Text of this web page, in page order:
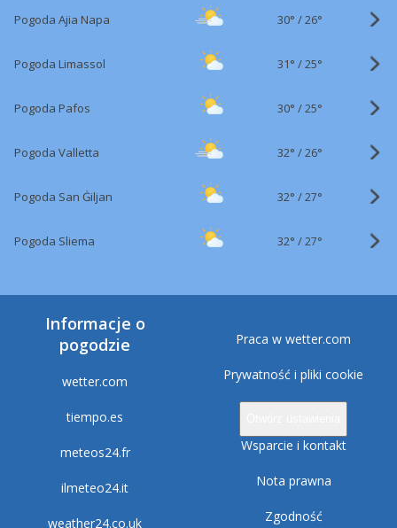
Pogoda Ajia Napa 30° /26°
Pogoda Limassol 31° /25°
Pogoda Pafos 30° /25°
Pogoda Valletta 32° /26°
Pogoda San Ġiljan 32° /27°
Pogoda Sliema 32° /27°
Informacje o
pogodzie
wetter.com
tiempo.es
meteos24.fr
ilmeteo24.it
weather24.co.uk
Praca w wetter.com
Prywatność i pliki cookie
Wsparcie i kontakt
Nota prawna
Zgodność